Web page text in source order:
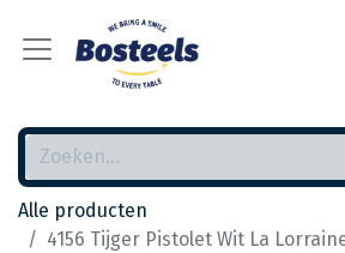
Alle producten
4156 Tijger Pistolet Wit La